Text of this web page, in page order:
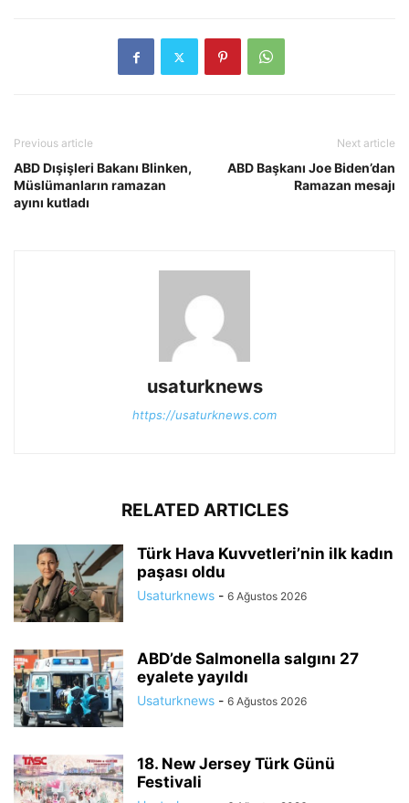
Previous article
ABD Dışişleri Bakanı Blinken,
Müslümanların ramazan
ayını kutladı
Next article
ABD Başkanı Joe Biden’dan
Ramazan mesajı
usaturknews
https://usaturknews.com
RELATED ARTICLES
Türk Hava Kuvvetleri’nin ilk kadın
paşası oldu
Usaturknews - 6 Ağustos 2026
ABD’de Salmonella salgını 27
eyalete yayıldı
Usaturknews - 6 Ağustos 2026
18. New Jersey Türk Günü
Festivali